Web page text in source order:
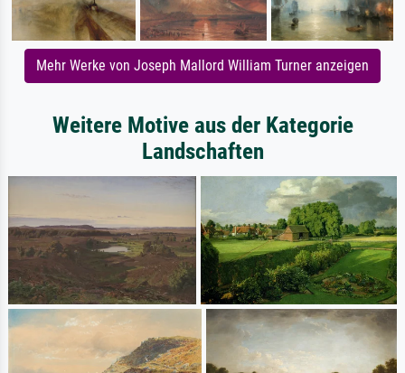
Mehr Werke von Joseph Mallord William Turner anzeigen
Weitere Motive aus der Kategorie
Landschaften